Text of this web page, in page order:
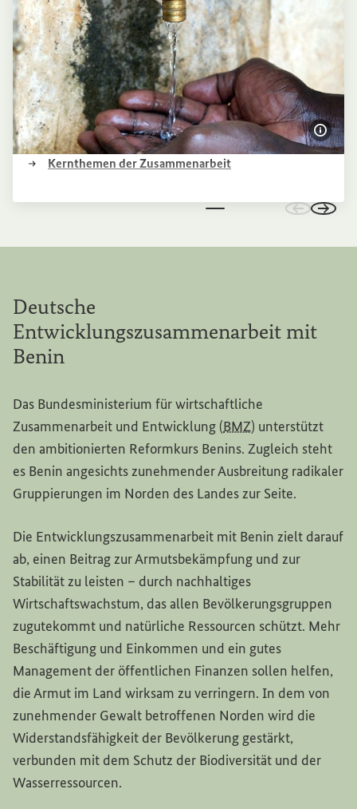
Kernthemen der Zusammenarbeit(Externer Link)
Zu den
Zu
Deutsche
Entwicklungszusammenarbeit mit
Benin
Das Bundesministerium für wirtschaftliche
Zusammenarbeit und Entwicklung (BMZ) unterstützt
den ambitionierten Reformkurs Benins. Zugleich steht
es Benin angesichts zunehmender Ausbreitung radikaler
Gruppierungen im Norden des Landes zur Seite.
Die Entwicklungszusammenarbeit mit Benin zielt darauf
ab, einen Beitrag zur Armutsbekämpfung und zur
Stabilität zu leisten – durch nachhaltiges
Wirtschaftswachstum, das allen Bevölkerungsgruppen
zugutekommt und natürliche Ressourcen schützt. Mehr
Beschäftigung und Einkommen und ein gutes
Management der öffentlichen Finanzen sollen helfen,
die Armut im Land wirksam zu verringern. In dem von
zunehmender Gewalt betroffenen Norden wird die
Widerstandsfähigkeit der Bevölkerung gestärkt,
verbunden mit dem Schutz der Biodiversität und der
Wasserressourcen.